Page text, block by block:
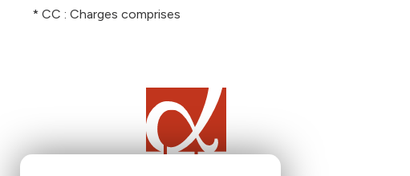
* CC : Charges comprises